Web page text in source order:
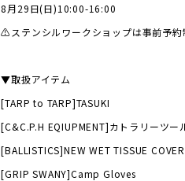
8月29日(日)10:00-16:00
⚠ステンシルワークショップは事前予
▼取扱アイテム
[TARP to TARP]TASUKI
[C&C.P.H EQIUPMENT]カトラリーツー
[BALLISTICS]NEW WET TISSUE COVER
[GRIP SWANY]Camp Gloves